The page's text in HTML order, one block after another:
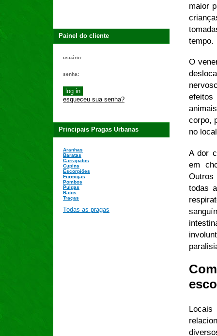
Painel do cliente
usuário:
senha:
esqueceu sua senha?
Principais Pragas Urbanas
Aranhas
Baratas
Carrapatos
Cupins
Escorpiões
Formigas
Pombos
Pulgas
Ratos
Traças
Todas as pragas
maior
tempo.
O
efeitos
corpo,
no
A dor
em
todas
Locais